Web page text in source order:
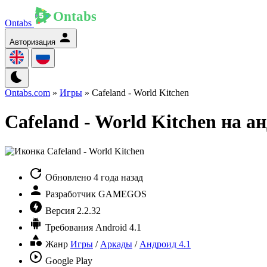
Ontabs
Авторизация
Ontabs.com » Игры » Cafeland - World Kitchen
Cafeland - World Kitchen на
Обновлено 4 года назад
Разработчик GAMEGOS
Версия 2.2.32
Требования Android 4.1
Жанр Игры / Аркады / Андроид 4.1
Google Play